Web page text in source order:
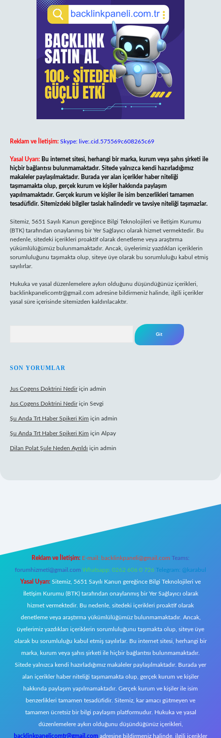
Reklam ve İletişim: Skype: live:.cid.575569c608265c69
Yasal Uyarı: Bu internet sitesi, herhangi bir marka, kurum veya şahıs şirketi ile
hiçbir bağlantısı bulunmamaktadır. Sitede yalnızca kendi hazırladığımız
makaleler paylaşılmaktadır. Burada yer alan içerikler haber niteliği
taşımamakta olup, gerçek kurum ve kişiler hakkında paylaşım
yapılmamaktadır. Gerçek kurum ve kişiler ile isim benzerlikleri tamamen
tesadüfidir. Sitemizdeki bilgiler taslak halindedir ve tavsiye niteliği taşımazlar.
Sitemiz, 5651 Sayılı Kanun gereğince Bilgi Teknolojileri ve İletişim Kurumu
(BTK) tarafından onaylanmış bir Yer Sağlayıcı olarak hizmet vermektedir. Bu
nedenle, sitedeki içerikleri proaktif olarak denetleme veya araştırma
yükümlülüğümüz bulunmamaktadır. Ancak, üyelerimiz yazdıkları içeriklerin
sorumluluğunu taşımakta olup, siteye üye olarak bu sorumluluğu kabul etmiş
sayılırlar.
Hukuka ve yasal düzenlemelere aykırı olduğunu düşündüğünüz içerikleri,
backlinkpanelicomtr@gmail.com adresine bildirmeniz halinde, ilgili içerikler
yasal süre içerisinde sitemizden kaldırılacaktır.
SON YORUMLAR
Jus Cogens Doktrini Nediriçin admin
Jus Cogens Doktrini Nediriçin Sevgi
Şu Anda Trt Haber Spikeri Kim için admin
Şu Anda Trt Haber Spikeri Kim için Alpay
Dilan Polat Şule Neden Ayrıldı için admin
Reklam ve İletişim: E-mail: backlinkpaneli@gmail.com Teams:
forumhizmeti@gmail.com Whatsapp: 0262 606 0 726 Telegram: @karabul
Yasal Uyarı: Sitemiz, 5651 Sayılı Kanun gereğince Bilgi Teknolojileri ve
İletişim Kurumu (BTK) tarafından onaylanmış bir Yer Sağlayıcı olarak
hizmet vermektedir. Bu nedenle, sitedeki içerikleri proaktif olarak
denetleme veya araştırma yükümlülüğümüz bulunmamaktadır. Ancak,
üyelerimiz yazdıkları içeriklerin sorumluluğunu taşımakta olup, siteye üye
olarak bu sorumluluğu kabul etmiş sayılırlar. Bu internet sitesi, herhangi bir
marka, kurum veya şahıs şirketi ile hiçbir bağlantısı bulunmamaktadır.
Sitede yalnızca kendi hazırladığımız makaleler paylaşılmaktadır. Burada yer
alan içerikler haber niteliği taşımamakta olup, gerçek kurum ve kişiler
hakkında paylaşım yapılmamaktadır. Gerçek kurum ve kişiler ile isim
benzerlikleri tamamen tesadüfidir. Sitemiz, kar amacı gütmeyen ve
tamamen ücretsiz bir bilgi paylaşım platformudur. Hukuka ve yasal
düzenlemelere aykırı olduğunu düşündüğünüz içerikleri,
backlinkpanelicomtr@gmail.com adresine bildirmeniz halinde, ilgili içerikler